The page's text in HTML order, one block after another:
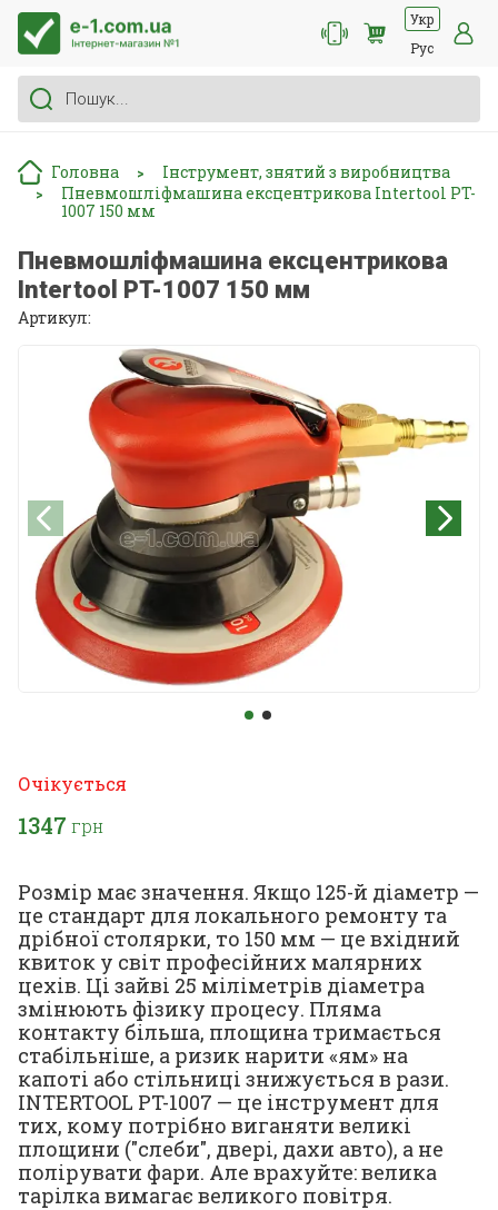
Укр
Рус
Головна > Інструмент, знятий з виробництва
>
Пневмошліфмашина ексцентрикова Intertool PT-
1007 150 мм
Пневмошліфмашина ексцентрикова
Intertool PT-1007 150 мм
Артикул:
Очікується
1347 грн
Розмір має значення. Якщо 125-й діаметр —
це стандарт для локального ремонту та
дрібної столярки, то 150 мм — це вхідний
квиток у світ професійних малярних
цехів. Ці зайві 25 міліметрів діаметра
змінюють фізику процесу. Пляма
контакту більша, площина тримається
стабільніше, а ризик нарити «ям» на
капоті або стільниці знижується в рази.
INTERTOOL PT-1007 — це інструмент для
тих, кому потрібно виганяти великі
площини ("слеби", двері, дахи авто), а не
полірувати фари. Але врахуйте: велика
тарілка вимагає великого повітря.